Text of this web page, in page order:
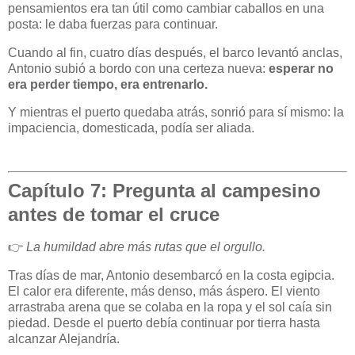
pensamientos era tan útil como cambiar caballos en una
posta: le daba fuerzas para continuar.
Cuando al fin, cuatro días después, el barco levantó anclas,
Antonio subió a bordo con una certeza nueva: esperar no
era perder tiempo, era entrenarlo.
Y mientras el puerto quedaba atrás, sonrió para sí mismo: la
impaciencia, domesticada, podía ser aliada.
Capítulo 7: Pregunta al campesino
antes de tomar el cruce
👉 La humildad abre más rutas que el orgullo.
Tras días de mar, Antonio desembarcó en la costa egipcia.
El calor era diferente, más denso, más áspero. El viento
arrastraba arena que se colaba en la ropa y el sol caía sin
piedad. Desde el puerto debía continuar por tierra hasta
alcanzar Alejandría.